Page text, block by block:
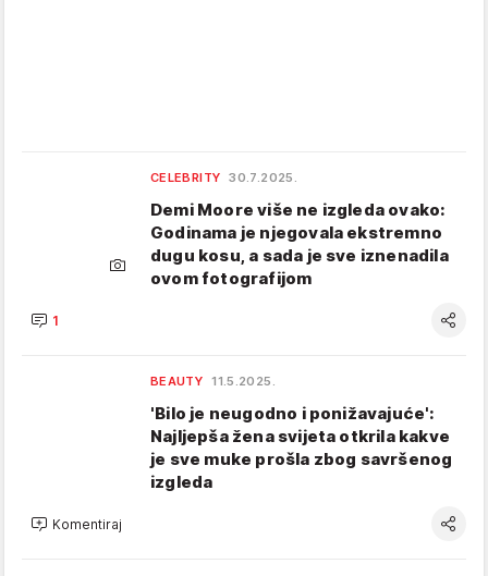
CELEBRITY 30.7.2025.
Demi Moore više ne izgleda ovako:
Godinama je njegovala ekstremno
dugu kosu, a sada je sve iznenadila
ovom fotografijom
1
BEAUTY 11.5.2025.
'Bilo je neugodno i ponižavajuće':
Najljepša žena svijeta otkrila kakve
je sve muke prošla zbog savršenog
izgleda
Komentiraj